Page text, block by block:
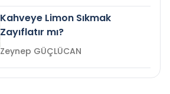
Kahveye Limon Sıkmak
Zayıflatır mı?
Zeynep GÜÇLÜCAN